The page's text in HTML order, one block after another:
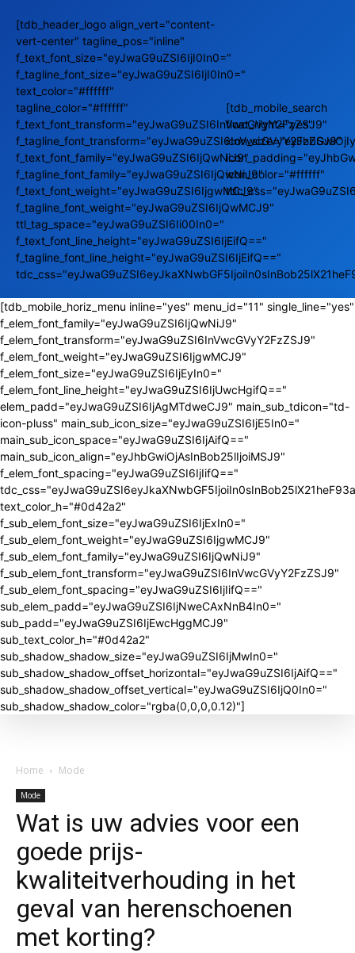
[tdb_header_logo align_vert="content-
vert-center" tagline_pos="inline"
f_text_font_size="eyJwaG9uZSI6IjI0In0="
f_tagline_font_size="eyJwaG9uZSI6IjI0In0="
text_color="#ffffff"
tagline_color="#ffffff"
f_text_font_transform="eyJwaG9uZSI6InVwcGVyY2FzZSJ9"
f_tagline_font_transform="eyJwaG9uZSI6InVwcGVyY2FzZSJ9"
f_text_font_family="eyJwaG9uZSI6IjQwNiJ9"
f_tagline_font_family="eyJwaG9uZSI6IjQwNiJ9"
f_text_font_weight="eyJwaG9uZSI6IjgwMCJ9"
f_tagline_font_weight="eyJwaG9uZSI6IjQwMCJ9"
ttl_tag_space="eyJwaG9uZSI6Ii00In0="
f_text_font_line_height="eyJwaG9uZSI6IjEifQ=="
f_tagline_font_line_height="eyJwaG9uZSI6IjEifQ=="
[tdb_mobile_search
float_right="yes"
icon_color="#ffffff"
[tdb_mobile_horiz_menu inline="yes" menu_id="11" single_line="yes"
f_elem_font_family="eyJwaG9uZSI6IjQwNiJ9"
f_elem_font_transform="eyJwaG9uZSI6InVwcGVyY2FzZSJ9"
f_elem_font_weight="eyJwaG9uZSI6IjgwMCJ9"
f_elem_font_size="eyJwaG9uZSI6IjEyIn0="
f_elem_font_line_height="eyJwaG9uZSI6IjUwcHgifQ=="
elem_padd="eyJwaG9uZSI6IjAgMTdweCJ9" main_sub_tdicon="td-
icon-pluss" main_sub_icon_size="eyJwaG9uZSI6IjE5In0="
main_sub_icon_space="eyJwaG9uZSI6IjAifQ=="
main_sub_icon_align="eyJhbGwiOjAsInBob25lIjoiMSJ9"
f_elem_font_spacing="eyJwaG9uZSI6IjIifQ=="
text_color_h="#0d42a2"
f_sub_elem_font_size="eyJwaG9uZSI6IjExIn0="
f_sub_elem_font_weight="eyJwaG9uZSI6IjgwMCJ9"
f_sub_elem_font_family="eyJwaG9uZSI6IjQwNiJ9"
f_sub_elem_font_transform="eyJwaG9uZSI6InVwcGVyY2FzZSJ9"
f_sub_elem_font_spacing="eyJwaG9uZSI6IjIifQ=="
sub_elem_padd="eyJwaG9uZSI6IjNweCAxNnB4In0="
sub_padd="eyJwaG9uZSI6IjEwcHggMCJ9"
sub_text_color_h="#0d42a2"
sub_shadow_shadow_size="eyJwaG9uZSI6IjMwIn0="
sub_shadow_shadow_offset_horizontal="eyJwaG9uZSI6IjAifQ=="
sub_shadow_shadow_offset_vertical="eyJwaG9uZSI6IjQ0In0="
sub_shadow_shadow_color="rgba(0,0,0,0.12)"]
Home Mode
Mode
Wat is uw advies voor een
goede prijs-
kwaliteitverhouding in het
geval van herenschoenen
met korting?